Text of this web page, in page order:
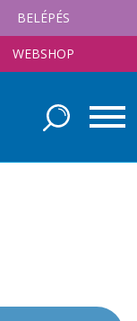
BELÉPÉS
WEBSHOP